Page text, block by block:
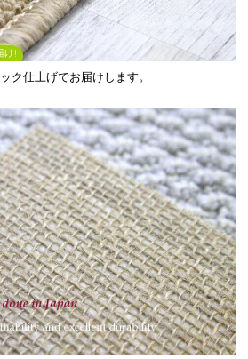
ク仕上げでお届けします。